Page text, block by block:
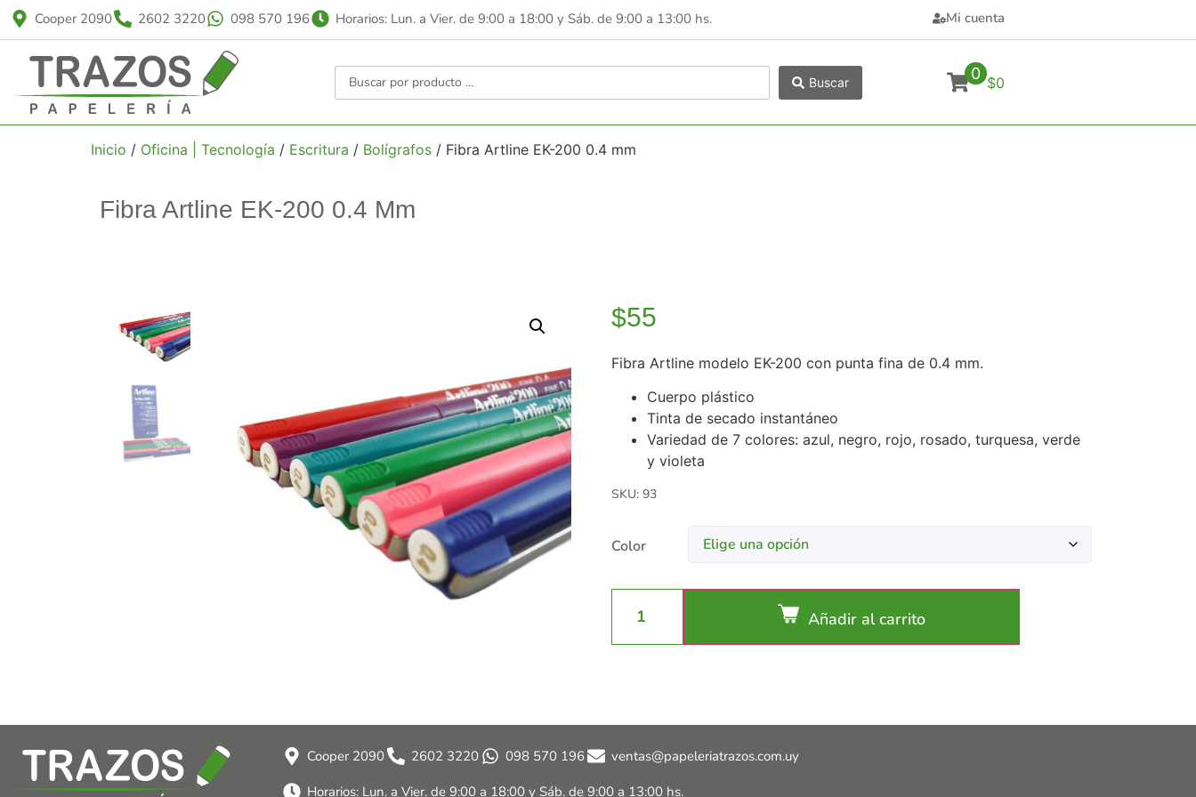
Cooper 2090 2602 3220 098 570 196 Horarios: Lun. a Vier. de 9:00 a 18:00 y Sáb. de 9:00 a 13:00 hs. Mi cuenta
Buscar 0 $0
Inicio / Oficina | Tecnología / Escritura / Bolígrafos / Fibra Artline EK-200 0.4 mm
Fibra Artline EK-200 0.4 Mm
$55
Fibra Artline modelo EK-200 con punta fina de 0.4 mm.
Cuerpo plástico
Tinta de secado instantáneo
Variedad de 7 colores: azul, negro, rojo, rosado, turquesa, verde
y violeta
SKU: 93
Color
Añadir al carrito
Cooper 2090 2602 3220 098 570 196
ventas@papeleriatrazos.com.uy
Horarios: Lun. a Vier. de 9:00 a 18:00 y Sáb. de 9:00 a 13:00 hs.